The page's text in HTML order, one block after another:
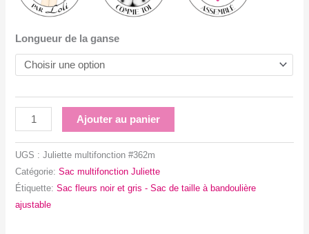
Longueur de la ganse
quantité
de
noir
Ajouter au panier
UGS :Juliette multifonction #362m
Catégorie:Sac multifonction Juliette
Étiquette:Sac fleurs noir et gris - Sac de taille à bandoulière
ajustable